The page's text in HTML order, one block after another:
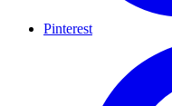
Pinterest